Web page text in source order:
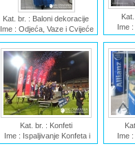
Kat. br. : Baloni dekoracije
Ime : Odjeća, Vaze i Cvijeće
Ime
Kat. br. : Konfeti
Ime : Ispaljivanje Konfeta i
Eksplozije
Ime